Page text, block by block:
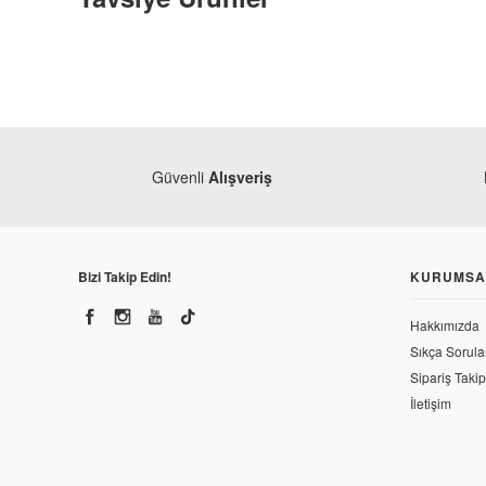
Güvenli Alışveriş
Bizi Takip Edin!
Hakkımızda
Sıkça
Sipariş Takip
İletişim